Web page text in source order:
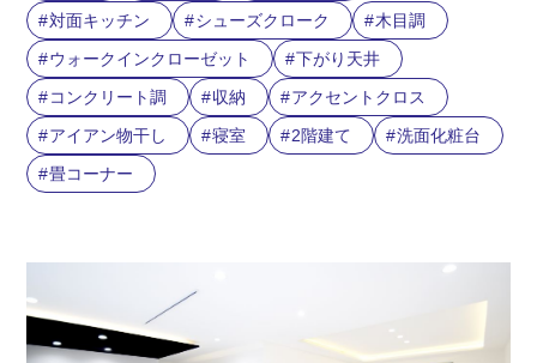
対面キッチン
シューズクローク
木目調
ウォークインクローゼット
下がり天井
コンクリート調
収納
アクセントクロス
アイアン物干し
寝室 2階建て
洗面化粧台
畳コーナー